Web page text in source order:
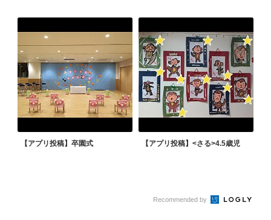
【アプリ投稿】卒園式 【アプリ投稿】<さる>4.5歳児
Recommended by